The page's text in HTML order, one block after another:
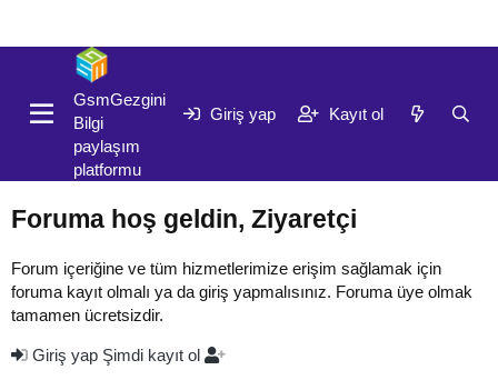
GsmGezgini
Bilgi
paylaşım
platformu
Giriş yap Kayıt ol
Foruma hoş geldin, Ziyaretçi
Forum içeriğine ve tüm hizmetlerimize erişim sağlamak için
foruma kayıt olmalı ya da giriş yapmalısınız. Foruma üye olmak
tamamen ücretsizdir.
Giriş yap Şimdi kayıt ol